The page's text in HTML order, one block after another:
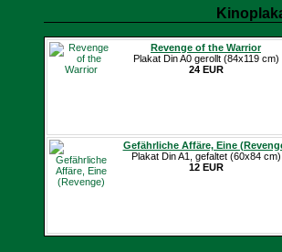
Revenge of the Warrior
Plakat Din A0 gerollt (84x119 cm)
24 EUR
Gefährliche Affäre, Eine
Plakat Din A1, gefaltet (60x84 cm)
12 EUR